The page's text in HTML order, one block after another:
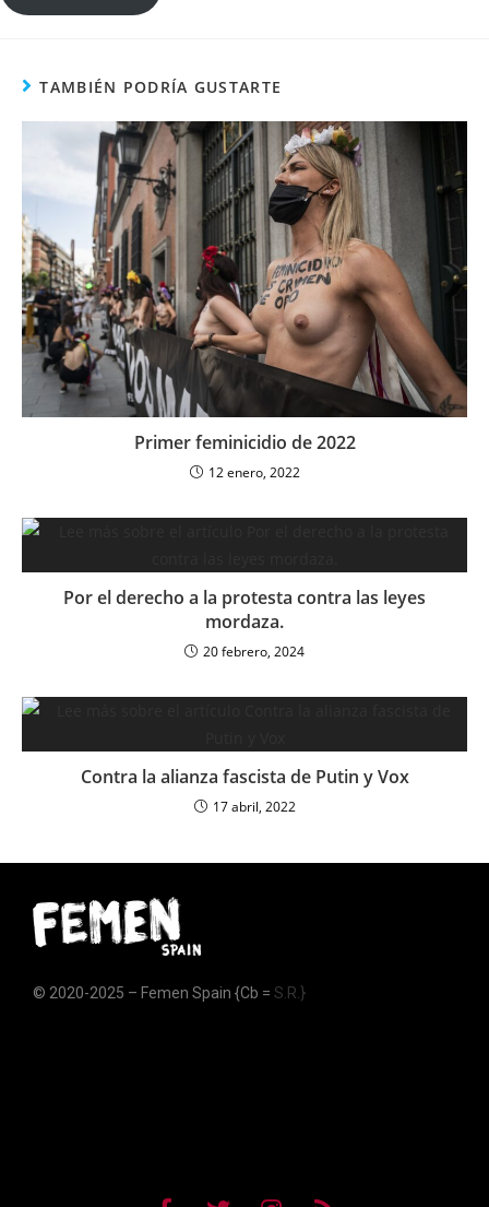
TAMBIÉN PODRÍA GUSTARTE
Primer feminicidio de 2022
12 enero, 2022
Por el derecho a la protesta contra las leyes
mordaza.
20 febrero, 2024
Contra la alianza fascista de Putin y Vox
17 abril, 2022
© 2020-2025 – Femen Spain {Cb = S.R.}